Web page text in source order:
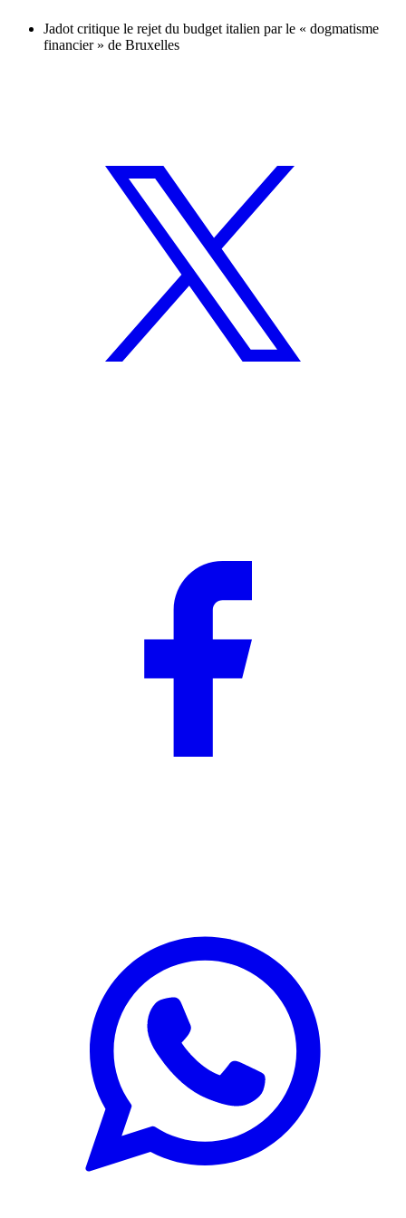
Jadot critique le rejet du budget italien par le « dogmatisme
financier » de Bruxelles